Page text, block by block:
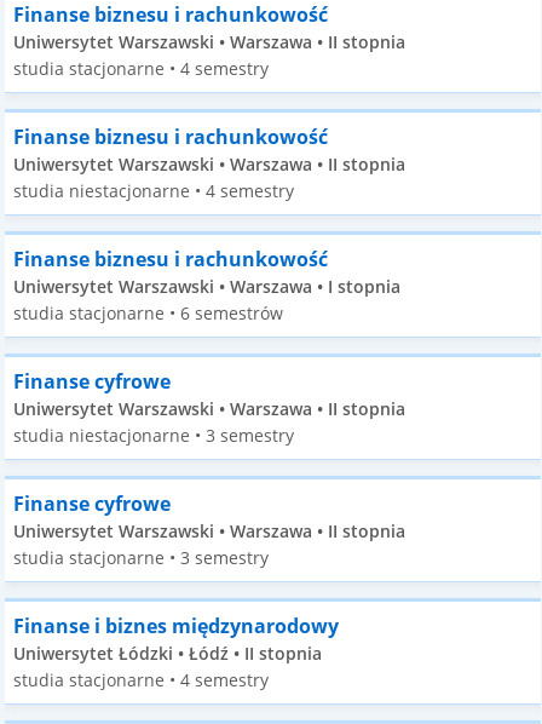
Finanse biznesu i rachunkowość
Uniwersytet Warszawski • Warszawa • II stopnia
studia stacjonarne • 4 semestry
Finanse biznesu i rachunkowość
Uniwersytet Warszawski • Warszawa • II stopnia
studia niestacjonarne • 4 semestry
Finanse biznesu i rachunkowość
Uniwersytet Warszawski • Warszawa • I stopnia
studia stacjonarne • 6 semestrów
Finanse cyfrowe
Uniwersytet Warszawski • Warszawa • II stopnia
studia niestacjonarne • 3 semestry
Finanse cyfrowe
Uniwersytet Warszawski • Warszawa • II stopnia
studia stacjonarne • 3 semestry
Finanse i biznes międzynarodowy
Uniwersytet Łódzki • Łódź • II stopnia
studia stacjonarne • 4 semestry